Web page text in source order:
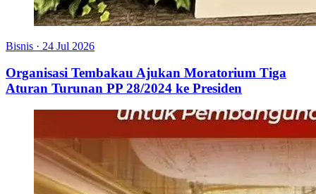
Bisnis · 24 Jul 2026
Organisasi Tembakau Ajukan Moratorium Tiga
Aturan Turunan PP 28/2024 ke Presiden